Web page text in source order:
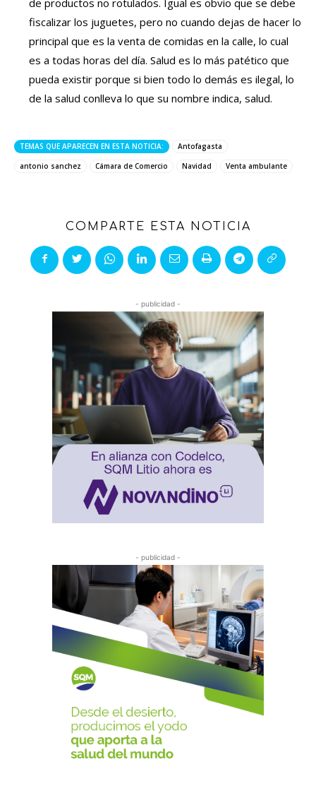
fiscalizar los juguetes, pero no cuando dejas de hacer lo
principal que es la venta de comidas en la calle, lo cual
es a todas horas del día. Salud es lo más patético que
pueda existir porque si bien todo lo demás es ilegal, lo
de la salud conlleva lo que su nombre indica, salud.
TEMAS QUE APARECEN EN ESTA NOTICIA:
Antofagasta
antonio sanchez
Cámara de Comercio Navidad Venta ambulante
COMPARTE ESTA NOTICIA
- publicidad -
- publicidad -